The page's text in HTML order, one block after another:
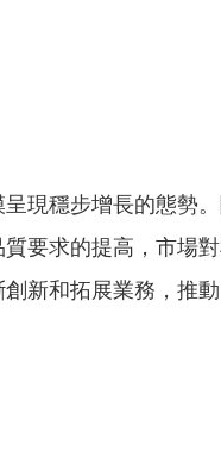
現穩步增長的態勢
要求的提高，市場
新和拓展業務，推